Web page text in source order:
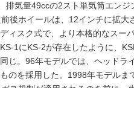
排気量49ccの2スト単気筒エン
後ホイールは、12インチに拡大
ィスク式で、より本格的なスー
1にKS-2が存在したように、
じ。96年モデルでは、ヘッドラ
のを採用した。1998年モデル
ス規制が適用されるのを前に、